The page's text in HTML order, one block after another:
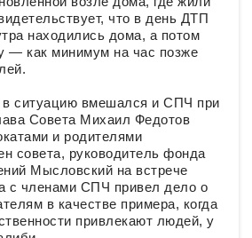
что в день ДТП
находились дома, а потом
— как минимум на час позже
в ситуацию вмешался и СПЧ при
Совета Михаил Федотов
и родителями
совета, руководитель фонда
Мысловский на встрече
с членами СПЧ привел дело о
в качестве примера, когда
привлекают людей, у